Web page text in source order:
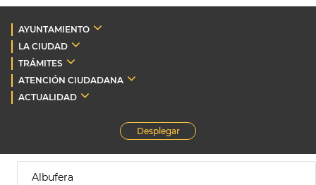
AYUNTAMIENTO
LA CIUDAD
TRÁMITES
ATENCIÓN CIUDADANA
ACTUALIDAD
Desplegar
Albufera